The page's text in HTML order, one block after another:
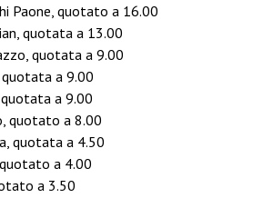
Paone, quotato a 16.00
quotata a 13.00
quotata a 9.00
a 9.00
quotata a 9.00
quotato a 8.00
quotata a 4.50
a 4.00
a 3.50